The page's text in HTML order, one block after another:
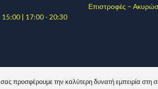
15:00 | 17:00 - 20:30
Επιστροφές –
προσφέρουμε την καλύτερη δυνατή εμπειρία στη